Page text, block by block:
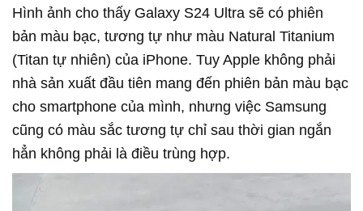
Hình ảnh cho thấy Galaxy S24 Ultra sẽ có phiên
bản màu bạc, tương tự như màu Natural Titanium
(Titan tự nhiên) của iPhone. Tuy Apple không phải
nhà sản xuất đầu tiên mang đến phiên bản màu bạc
cho smartphone của mình, nhưng việc Samsung
cũng có màu sắc tương tự chỉ sau thời gian ngắn
hẳn không phải là điều trùng hợp.